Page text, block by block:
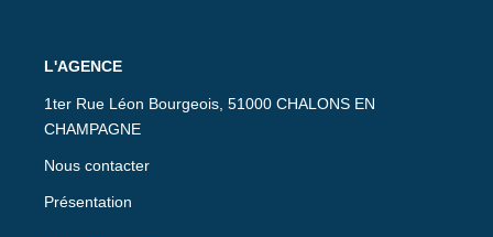
L'AGENCE
1ter Rue Léon Bourgeois, 51000 CHALONS EN
CHAMPAGNE
Nous contacter
Présentation